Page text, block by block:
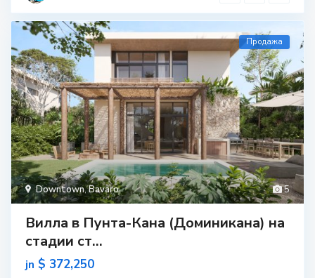
5
Downtown,Bavaro
Продажа
Вилла в Пунта-Кана (Доминикана) на
стадии ст...
jn $ 372,250